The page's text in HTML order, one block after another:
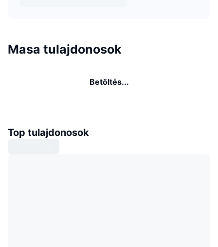
Masa tulajdonosok
Betöltés...
Top tulajdonosok